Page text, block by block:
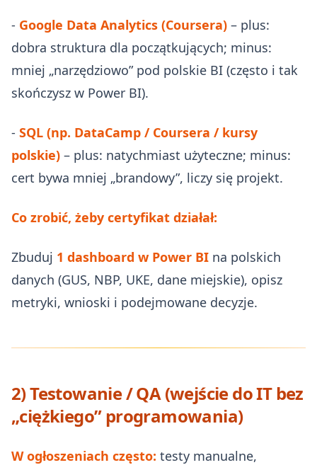
- Google Data Analytics (Coursera) – plus:
dobra struktura dla początkujących; minus:
mniej „narzędziowo” pod polskie BI (często i tak
skończysz w Power BI).
- SQL (np. DataCamp / Coursera / kursy
polskie) – plus: natychmiast użyteczne; minus:
cert bywa mniej „brandowy”, liczy się projekt.
Co zrobić, żeby certyfikat działał:
Zbuduj 1 dashboard w Power BI na polskich
danych (GUS, NBP, UKE, dane miejskie), opisz
metryki, wnioski i podejmowane decyzje.
2) Testowanie / QA (wejście do IT bez
„ciężkiego” programowania)
W ogłoszeniach często: testy manualne,